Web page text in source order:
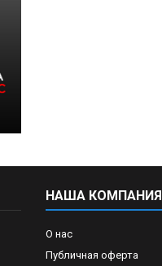
НАША КОМПАНИЯ
О нас
Публичная оферта